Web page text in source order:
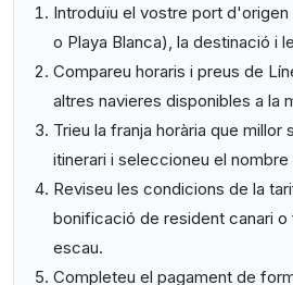
Introduïu el vostre port
o Playa Blanca), la destinació i
Compareu horaris i preus de
altres navieres disponibles a la
Trieu la franja horària que millor
itinerari i seleccioneu el
Reviseu les condicions de la
bonificació de resident canari o
escau.
Completeu el pagament de